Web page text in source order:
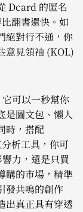
Dcard 的匿名
翻書還快。如
絕對行不通，你
意見領袖 (KOL)
可以一秒幫你
是圖文包、懶人
時，搭配
析工具，你可
力，還是只買
購的市場，精準
發共鳴的創作
出真正具有穿透